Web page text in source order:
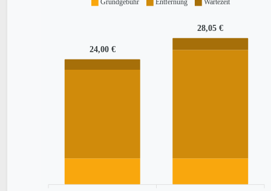
24,00 €
28,05 €
Grundgebühr Entfernung Wartezeit